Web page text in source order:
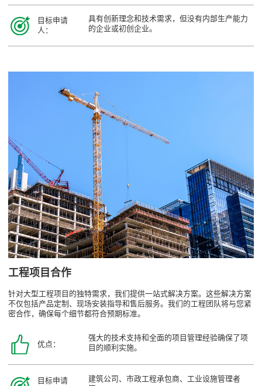
目标申请
人：
具有创新理念和技术需求，但没有内部生产能力
的企业或初创企业。
工程项目合作
针对大型工程项目的独特需求，我们提供一站式解决方案。这些解决方案
不仅包括产品定制、现场安装指导和售后服务。我们的工程团队将与您紧
密合作，确保每个细节都符合预期标准。
优点：
强大的技术支持和全面的项目管理经验确保了项
目的顺利实施。
目标申请
建筑公司、市政工程承包商、工业设施管理者